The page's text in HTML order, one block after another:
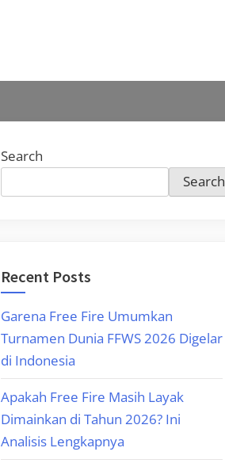
Search
Search
Recent Posts
Garena Free Fire Umumkan
Turnamen Dunia FFWS 2026 Digelar
di Indonesia
Apakah Free Fire Masih Layak
Dimainkan di Tahun 2026? Ini
Analisis Lengkapnya